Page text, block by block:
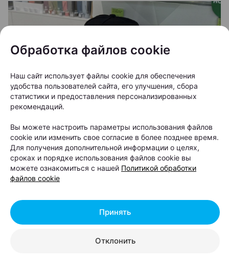
«Мы знаем, как любить Минск во всем
его многообразии — не только за
парадные фасады центра, но и за
честный, брутальный характер
спальных и промышленных районов.
Наш город — это не только проспект
Обработка файлов cookie
Наш сайт использует файлы cookie для обеспечения
удобства пользователей сайта, его улучшения, сбора
статистики и предоставления персонализированных
рекомендаций.
Вы можете настроить параметры использования файлов
cookie или изменить свое согласие в более позднее время.
Для получения дополнительной информации о целях,
сроках и порядке использования файлов cookie вы
можете ознакомиться с нашей Политикой обработки
файлов cookie
Отклонить
Принять